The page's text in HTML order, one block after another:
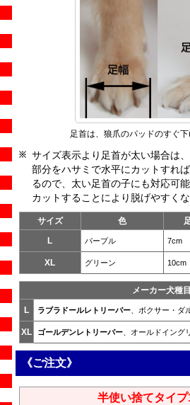
足首は、狼爪のパッドのすぐ下
サイズ表示より足首が太い場合は
部分をハサミで水平にカットすれ
るので、太い足首の子にも対応可能
カットすることにより脱げやすく
サイズ 色
L
パープル 7cm
XL グリーン 10cm
メーカー犬種
L
ラブラドールレトリーバー、ボクサー・ダ
XL ゴールデンレトリーバー、オールドイング
《ご注文》
半使い捨てタイプ